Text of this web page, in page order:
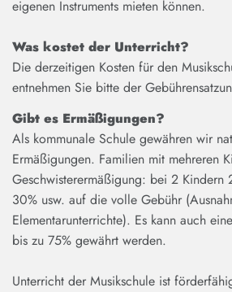
eigenen Instruments mieten können.
Was kostet der Unterricht?
Die derzeitigen Kosten für den
entnehmen Sie bitte der
Gibt es Ermäßigungen?
Als kommunale Schule gewähren wir
Ermäßigungen. Familien mit mehreren
Geschwisterermäßigung: bei 2
30% usw. auf die volle Gebühr
Elementarunterrichte). Es kann auch
bis zu 75% gewährt werden.
Unterricht der Musikschule ist